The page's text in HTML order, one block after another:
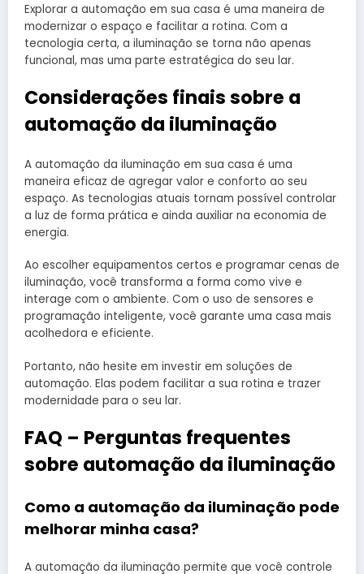
Explorar a automação em sua casa é uma maneira de
modernizar o espaço e facilitar a rotina. Com a
tecnologia certa, a iluminação se torna não apenas
funcional, mas uma parte estratégica do seu lar.
Considerações finais sobre a
automação da iluminação
A automação da iluminação em sua casa é uma
maneira eficaz de agregar valor e conforto ao seu
espaço. As tecnologias atuais tornam possível controlar
a luz de forma prática e ainda auxiliar na economia de
energia.
Ao escolher equipamentos certos e programar cenas de
iluminação, você transforma a forma como vive e
interage com o ambiente. Com o uso de sensores e
programação inteligente, você garante uma casa mais
acolhedora e eficiente.
Portanto, não hesite em investir em soluções de
automação. Elas podem facilitar a sua rotina e trazer
modernidade para o seu lar.
FAQ – Perguntas frequentes
sobre automação da iluminação
Como a automação da iluminação pode
melhorar minha casa?
A automação da iluminação permite que você controle